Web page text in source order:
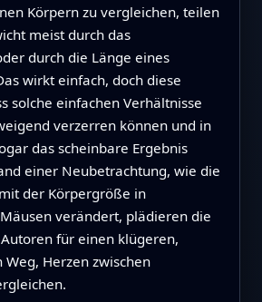
Körpern zu vergleichen, teilen
meist durch das
durch die Länge eines
wirkt einfach, doch diese
solche einfachen Verhältnisse
verzerren können und in
das scheinbare Ergebnis
einer Neubetrachtung, wie die
der Körpergröße in
verändert, plädieren die
für einen klügeren,
Herzen zwischen